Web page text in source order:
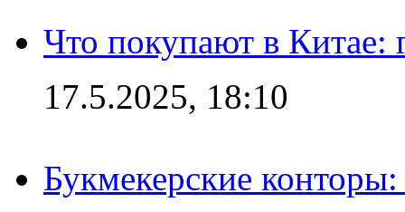
Что покупают в Китае:
17.5.2025, 18:10
Букмекерские